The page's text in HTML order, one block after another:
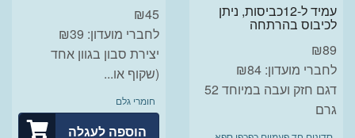
עמיד ל-12כביסות, ניתן
לכיבוס בהרתחה
₪89
לחברי מועדון: ₪84
דגם חזק ועבה במיוחד 52
גרם
₪45
לחברי מועדון: ₪39
יצירת סבון בגוון אחד
(שקוף או...
חומרי גלם
הוספה לעגלה